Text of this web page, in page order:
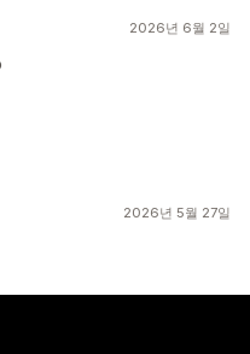
2026년 6월 2일
2026년 5월 27일